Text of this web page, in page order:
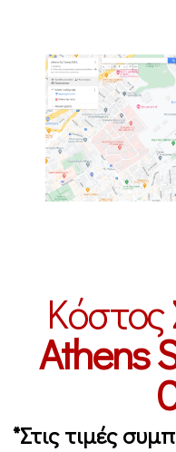
Κόστος
Athens
*Στις τιμές